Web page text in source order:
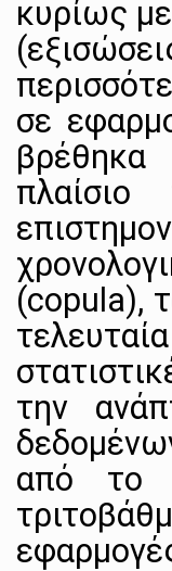
κυρίως
σε
βρέθηκα
πλαίσιο
(copula),
την
από το